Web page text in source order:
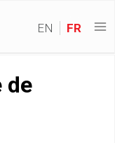
EN FR
de